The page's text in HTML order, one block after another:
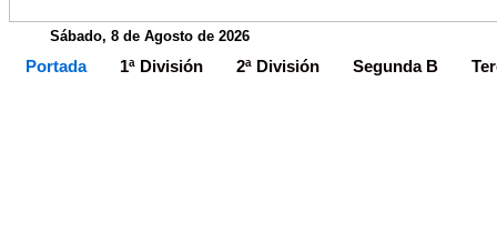
Sábado, 8 de Agosto de 2026
Portada 1ª División 2ª División Segunda B